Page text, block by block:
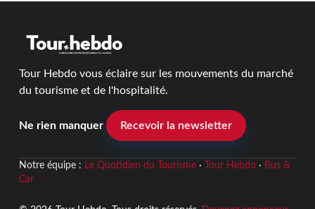
Tour Hebdo vous éclaire sur les mouvements du marché
du tourisme et de l'hospitalité.
Ne rien manquer Recevoir la newsletter
Notre équipe : Le Quotidien du Tourisme· Tour Hebdo· Bus &
Car